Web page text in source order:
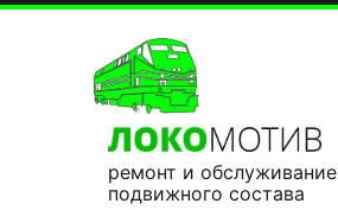
ремонт и обслуживание
подвижного состава